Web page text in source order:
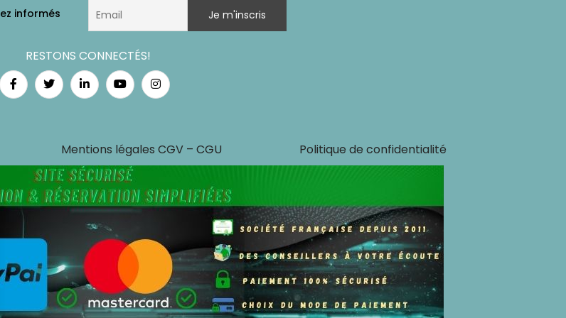
RESTONS CONNECTÉS!
Mentions légales CGV – CGU Politique de confidentialité